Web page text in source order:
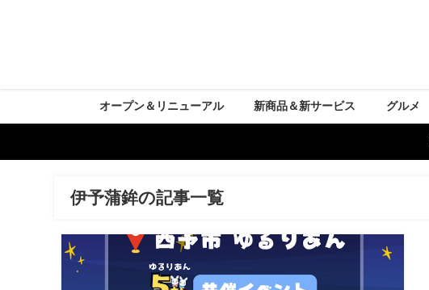
オープン＆リニューアル 新商品＆新サービス グルメ
伊予蒲鉾の記事一覧